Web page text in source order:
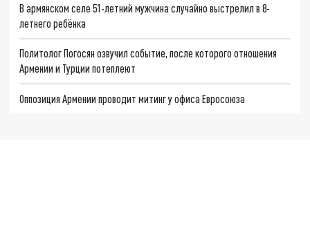
В армянском селе 51-летний мужчина случайно выстрелил в 8-
летнего ребёнка
Политолог Погосян озвучил событие, после которого отношения
Армении и Турции потеплеют
Оппозиция Армении проводит митинг у офиса Евросоюза